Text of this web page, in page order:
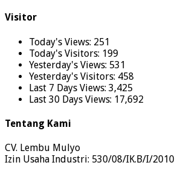
Visitor
Today's Views: 251
Today's Visitors: 199
Yesterday's Views: 531
Yesterday's Visitors: 458
Last 7 Days Views: 3,425
Last 30 Days Views: 17,692
Tentang Kami
CV. Lembu Mulyo
Izin Usaha Industri: 530/08/IK.B/I/2010